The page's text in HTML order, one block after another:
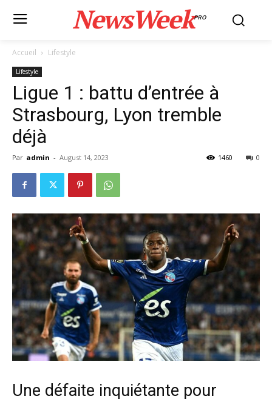
NewsWeekPRO
Accueil Lifestyle
Lifestyle
Ligue 1 : battu d’entrée à
Strasbourg, Lyon tremble
déjà
Par admin - August 14, 2023 0
1460
Une défaite inquiétante pour